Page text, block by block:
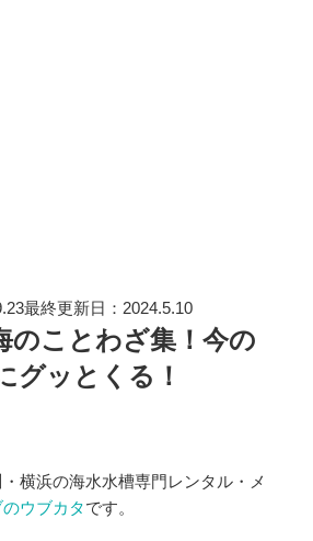
最終更新日：2024.5.10
のことわざ集！今の
グッとくる！
横浜の海水水槽専門レンタル・メ
ウブカタです。